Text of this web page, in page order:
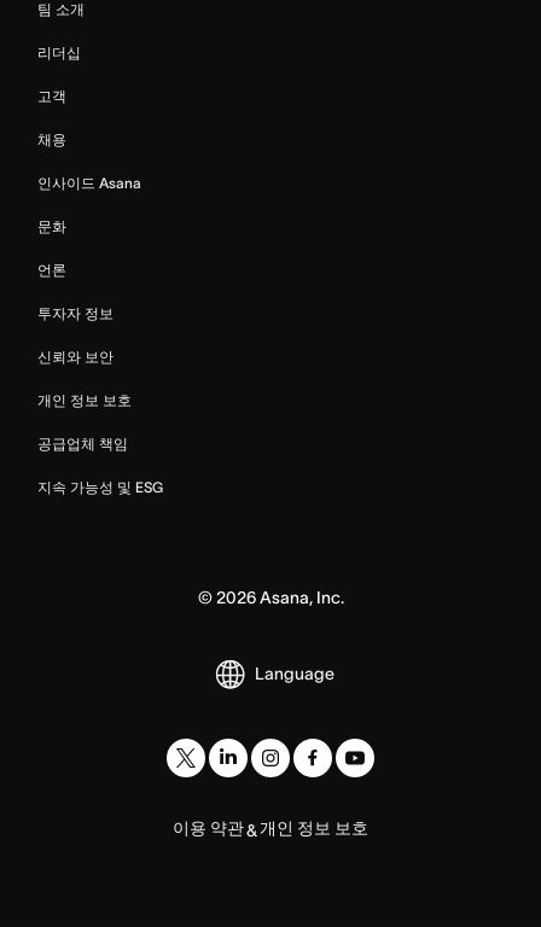
팀 소개
리더십
고객
채용
인사이드 Asana
문화
언론
투자자 정보
신뢰와 보안
개인 정보 보호
공급업체 책임
지속 가능성 및 ESG
©2026Asana, Inc.
Language
이용 약관&개인 정보 보호